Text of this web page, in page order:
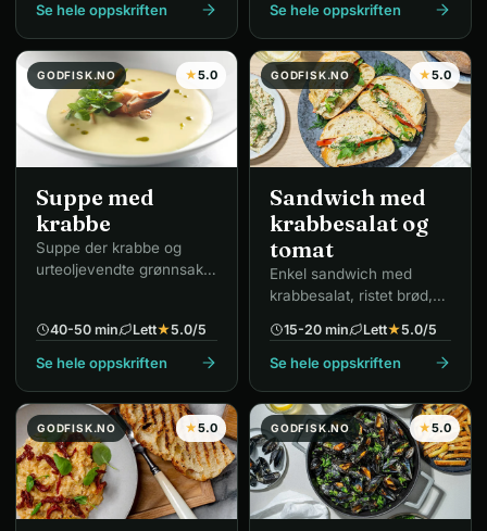
Se hele oppskriften Se hele oppskriften
GODFISK.NO ★5.0
Suppe med
krabbe
Suppe der krabbe og
urteoljevendte grønnsaker
40-50 min Lett★5.0/5
Se hele oppskriften
GODFISK.NO ★5.0
Sandwich med
krabbesalat og
tomat
Enkel sandwich med
krabbesalat, ristet brød,
15-20 min Lett★5.0/5
Se hele oppskriften
GODFISK.NO ★5.0 GODFISK.NO ★5.0